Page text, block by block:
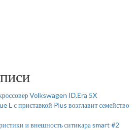
Volkswagen ID.Era 5X
с приставкой Plus возглавит семейство
и внешность ситикара smart #2